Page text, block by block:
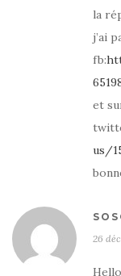
la
j’ai
fb:
et
us/
26